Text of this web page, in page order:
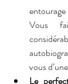
Vous
vous
Le